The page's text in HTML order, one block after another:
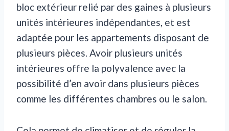
bloc extérieur relié par des gaines à plusieurs
unités intérieures indépendantes, et est
adaptée pour les appartements disposant de
plusieurs pièces. Avoir plusieurs unités
intérieures offre la polyvalence avec la
possibilité d’en avoir dans plusieurs pièces
comme les différentes chambres ou le salon.